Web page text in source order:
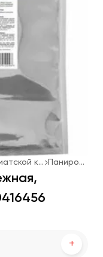
Для паназиатской кухни Панировка
+